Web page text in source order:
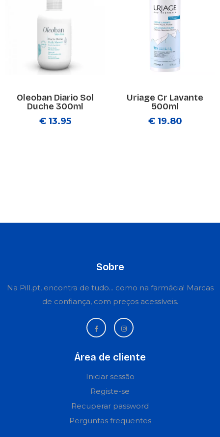
Oleoban Diario Sol
Duche 300ml
€ 13.95
Uriage Cr Lavante
500ml
€ 19.80
Sobre
Na Pill.pt, encontra de tudo... como na farmácia! Marcas
de confiança, com preços acessíveis.
Área de cliente
Iniciar sessão
Registe-se
Recuperar password
Perguntas frequentes